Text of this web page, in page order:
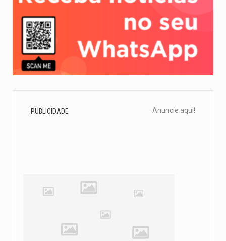
PUBLICIDADE Anuncie aqui!